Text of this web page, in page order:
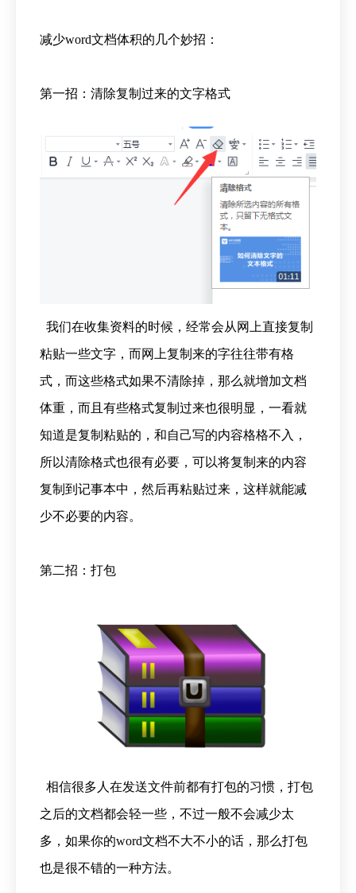
减少word文档体积的几个妙招：
第一招：清除复制过来的文字格式
我们在收集资料的时候，经常会从网上直接复制
粘贴一些文字，而网上复制来的字往往带有格
式，而这些格式如果不清除掉，那么就增加文档
体重，而且有些格式复制过来也很明显，一看就
知道是复制粘贴的，和自己写的内容格格不入，
所以清除格式也很有必要，可以将复制来的内容
复制到记事本中，然后再粘贴过来，这样就能减
少不必要的内容。
第二招：打包
相信很多人在发送文件前都有打包的习惯，打包
之后的文档都会轻一些，不过一般不会减少太
多，如果你的word文档不大不小的话，那么打包
也是很不错的一种方法。